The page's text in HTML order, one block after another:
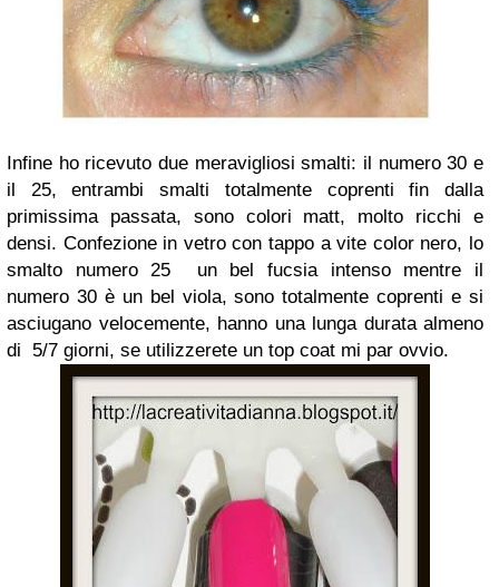
Infine ho ricevuto due meravigliosi smalti: il numero 30 e
il 25, entrambi smalti totalmente coprenti fin dalla
primissima passata, sono colori matt, molto ricchi e
densi. Confezione in vetro con tappo a vite color nero, lo
smalto numero 25 un bel fucsia intenso mentre il
numero 30 è un bel viola, sono totalmente coprenti e si
asciugano velocemente, hanno una lunga durata almeno
di 5/7 giorni, se utilizzerete un top coat mi par ovvio.